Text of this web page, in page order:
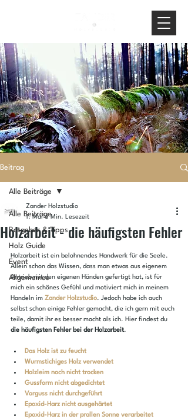
Beitrag
Alle Beiträge
Ratgeber & Tipps
Holz Guide
Event
Allgemeines
Alle Beiträge
Holzarbeit - die häufigsten Fehler
Zander Holzstudio
1. Mai 6 Min. Lesezeit
Holzarbeit ist ein belohnendes Handwerk für die Seele.
Allein schon das Wissen, dass man etwas aus eigenem
Antrieb mit den eigenen Händen gefertigt hat, ist für
mich ein schönes Gefühl und motiviert mich in meinem
Handeln im Zander Holzstudio. Jedoch habe ich auch
selbst schon einige Fehler gemacht, die ich gern mit euch
teile, damit ihr es besser macht als ich. Hier findest du
die häufigsten Fehler bei der Holzarbeit.
Das Holz ist zu feucht
Wurmstichiges Holz verwendet
Holzleim noch nicht trocken
Gussform nicht abgedichtet
Vorguss nicht durchgeführt
Epoxid-Harz nicht ausgehärtet
Epoxid-Harz in der prallen Sonne verarbeitet